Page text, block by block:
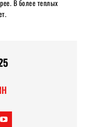
В более теплых